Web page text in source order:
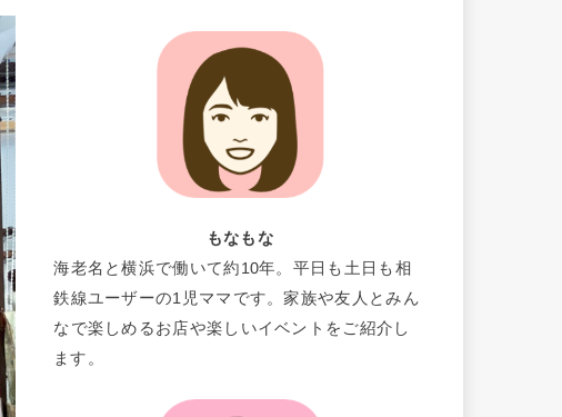
もなもな
海老名と横浜で働いて約10年。平日も土日も相
鉄線ユーザーの1児ママです。家族や友人とみん
なで楽しめるお店や楽しいイベントをご紹介し
ます。